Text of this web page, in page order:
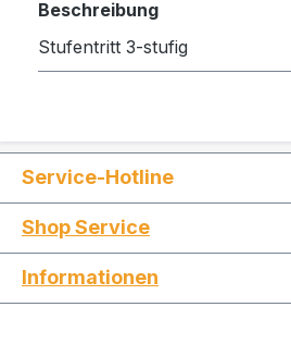
Beschreibung
Stufentritt 3-stufig
Service-Hotline
Shop Service
Informationen